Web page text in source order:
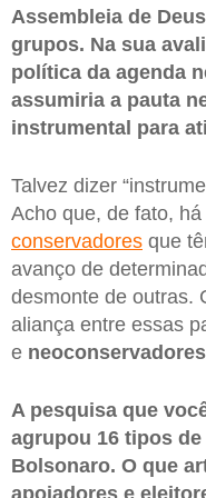
Assembleia de
grupos. Na sua
política da agenda
assumiria a pauta
instrumental para
Talvez dizer
Acho que, de fato,
conservadores que
avanço de
desmonte de outras.
aliança entre essas
e neoconservadores
A pesquisa que
agrupou 16 tipos
Bolsonaro. O que
apoiadores e